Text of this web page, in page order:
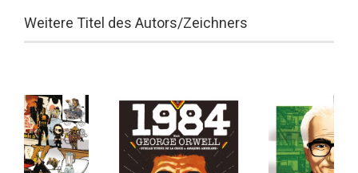
Weitere Titel des Autors/Zeichners